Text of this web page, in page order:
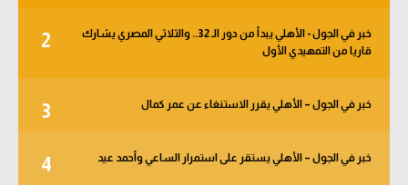
2
خبر في الجول - الأهلي يبدأ من دور الـ 32.. والثلاثي المصري يشارك
قاريا من التمهيدي الأول
3 خبر في الجول – الأهلي يقرر الاستنغاء عن عمر كمال
4 خبر في الجول – الأهلي يستقر على استمرار الساعي وأحمد عيد